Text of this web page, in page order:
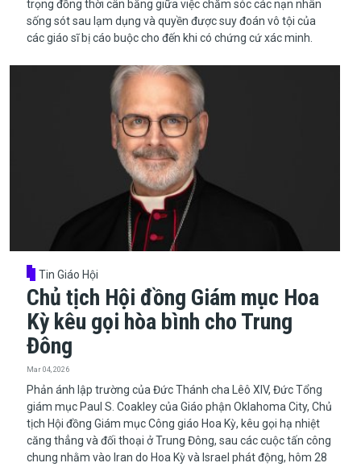
trọng đồng thời cân bằng giữa việc chăm sóc các nạn nhân
sống sót sau lạm dụng và quyền được suy đoán vô tội của
các giáo sĩ bị cáo buộc cho đến khi có chứng cứ xác minh.
Tin Giáo Hội
Chủ tịch Hội đồng Giám mục Hoa
Kỳ kêu gọi hòa bình cho Trung
Đông
Mar 04, 2026
​​​​​​​Phản ánh lập trường của Đức Thánh cha Lêô XIV, Đức Tổng
giám mục Paul S. Coakley của Giáo phận Oklahoma City, Chủ
tịch Hội đồng Giám mục Công giáo Hoa Kỳ, kêu gọi hạ nhiệt
căng thẳng và đối thoại ở Trung Đông, sau các cuộc tấn công
chung nhằm vào Iran do Hoa Kỳ và Israel phát động, hôm 28